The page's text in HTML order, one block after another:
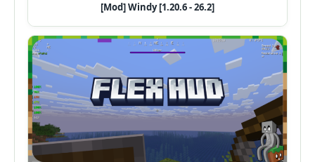
[Mod] Windy [1.20.6 - 26.2]